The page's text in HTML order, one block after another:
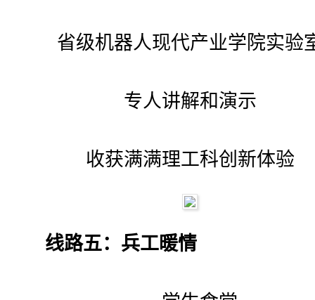
省级机器人现代产业学院实验
专人讲解和演示
收获满满理工科创新体验
线路五：兵工暖情